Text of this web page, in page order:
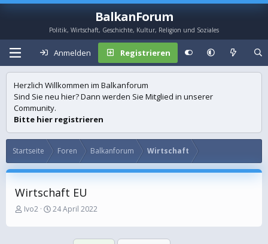
BalkanForum
Politik, Wirtschaft, Geschichte, Kultur, Religion und Soziales
Anmelden Registrieren
Herzlich Willkommen im Balkanforum
Sind Sie neu hier? Dann werden Sie Mitglied in unserer
Community.
Bitte hier registrieren
Startseite Foren Balkanforum Wirtschaft
Wirtschaft EU
E
s
Ivo2
E
s
24 April 2022